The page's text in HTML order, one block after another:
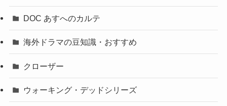
DOC あすへのカルテ
海外ドラマの豆知識・おすすめ
クローザー
ウォーキング・デッドシリーズ